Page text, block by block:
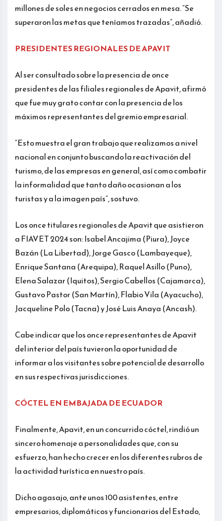
millones de soles en negocios cerrados en mesa. “Se
superaron las metas que teníamos trazadas”, añadió.
PRESIDENTES REGIONALES DE APAVIT
Al ser consultado sobre la presencia de once
presidentes de las filiales regionales de Apavit, afirmó
que fue muy grato contar con la presencia de los
máximos representantes del gremio empresarial.
“Esto muestra el gran trabajo que realizamos a nivel
nacional en conjunto buscando la reactivación del
turismo, de las empresas en general, así como combatir
la informalidad que tanto daño ocasionan a los
turistas y a la imagen país”, sostuvo.
Los once titulares regionales de Apavit que asistieron
a FIAVET 2024 son: Isabel Ancajima (Piura), Joyce
Bazán (La Libertad), Jorge Gasco (Lambayeque),
Enrique Santana (Arequipa), Raquel Asillo (Puno),
Elena Salazar (Iquitos), Sergio Cabellos (Cajamarca),
Gustavo Pastor (San Martín), Flabio Vila (Ayacucho),
Jacqueline Polo (Tacna) y José Luis Anaya (Ancash).
Cabe indicar que los once representantes de Apavit
del interior del país tuvieron la oportunidad de
informar a los visitantes sobre potencial de desarrollo
en sus respectivas jurisdicciones.
CÓCTEL EN EMBAJADA DE ECUADOR
Finalmente, Apavit, en un concurrido cóctel, rindió un
sincero homenaje a personalidades que, con su
esfuerzo, han hecho crecer en los diferentes rubros de
la actividad turística en nuestro país.
Dicho agasajo, ante unos 100 asistentes, entre
empresarios, diplomáticos y funcionarios del Estado,